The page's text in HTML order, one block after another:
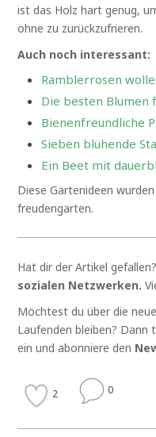
ist das Holz hart genug,
ohne zu zurückzufrieren.
Auch noch interessant:
Ramblerrosen
Die besten Blumen
Bienenfreundliche
Sieben blühende
Ein Beet mit
Diese Gartenideen
freudengarten.
Hat dir der Artikel gefallen?
sozialen Netzwerken.
Möchtest du über die
Laufenden bleiben? Dann
ein und abonniere den
2 0